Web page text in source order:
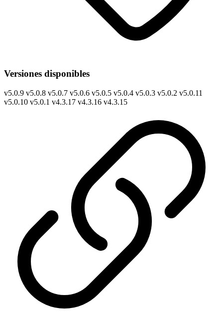
Versiones disponibles
v5.0.9 v5.0.8 v5.0.7 v5.0.6 v5.0.5 v5.0.4 v5.0.3 v5.0.2 v5.0.11
v5.0.10 v5.0.1 v4.3.17 v4.3.16 v4.3.15